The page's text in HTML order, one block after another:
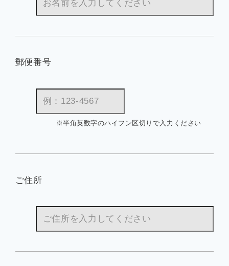
郵便番号
※半角英数字のハイフン区切りで入力ください
ご住所